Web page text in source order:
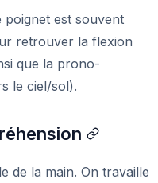
poignet est souvent
retrouver la flexion
que la prono-
le ciel/sol).
de la main. On travaille